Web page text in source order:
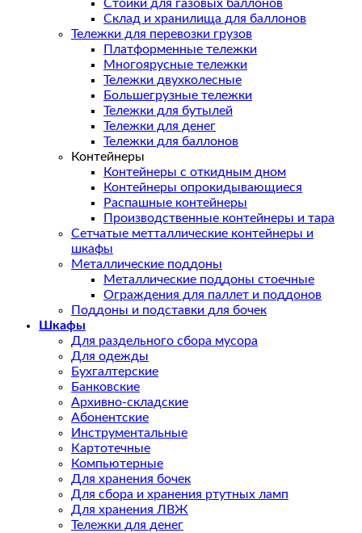
Стойки для газовых баллонов
Склад и хранилища для баллонов
Тележки для перевозки грузов
Платформенные тележки
Многоярусные тележки
Тележки двухколесные
Большегрузные тележки
Тележки для бутылей
Тележки для денег
Тележки для баллонов
Контейнеры
Контейнеры с откидным дном
Контейнеры опрокидывающиеся
Распашные контейнеры
Производственные контейнеры и тара
Сетчатые метталлические контейнеры и
шкафы
Металлические поддоны
Металлические поддоны стоечные
Ограждения для паллет и поддонов
Поддоны и подставки для бочек
Шкафы
Для раздельного сбора мусора
Для одежды
Бухгалтерские
Банковские
Архивно-складские
Абонентские
Инструментальные
Картотечные
Компьютерные
Для хранения бочек
Для сбора и хранения ртутных ламп
Для хранения ЛВЖ
Тележки для денег